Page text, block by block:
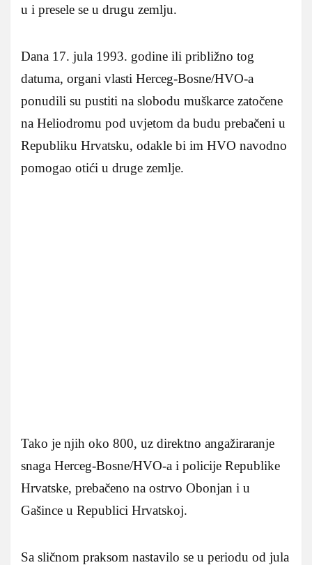
u i presele se u drugu zemlju.
Dana 17. jula 1993. godine ili približno tog
datuma, organi vlasti Herceg-Bosne/HVO-a
ponudili su pustiti na slobodu muškarce zatočene
na Heliodromu pod uvjetom da budu prebačeni u
Republiku Hrvatsku, odakle bi im HVO navodno
pomogao otići u druge zemlje.
Tako je njih oko 800, uz direktno angažiraranje
snaga Herceg-Bosne/HVO-a i policije Republike
Hrvatske, prebačeno na ostrvo Obonjan i u
Gašince u Republici Hrvatskoj.
Sa sličnom praksom nastavilo se u periodu od jula